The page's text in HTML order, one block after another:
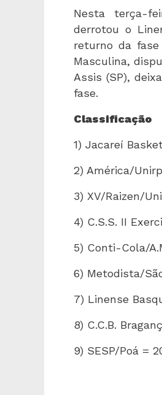
Nesta terça-
derrotou o
returno da fase
Masculina,
Assis (SP),
fase.
Classificação
1) Jacareí
2) América/
3) XV/Raizen/
4) C.S.S. II
5) Conti-Cola/
6) Metodista/
7) Linense
8) C.C.B.
9) SESP/Poá =